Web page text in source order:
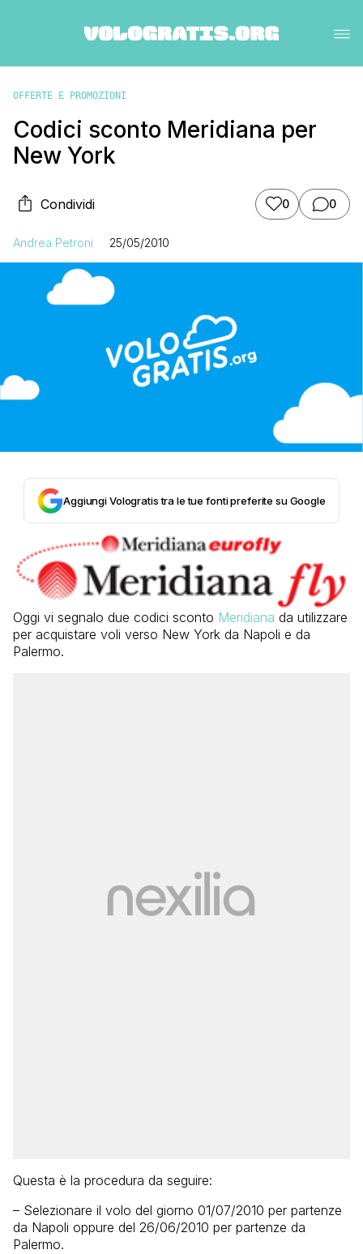
OFFERTE E PROMOZIONI
Codici sconto Meridiana per
New York
Condividi 0 0
Andrea Petroni 25/05/2010
Aggiungi Vologratis tra le tue fonti preferite su Google
Oggi vi segnalo due codici sconto Meridiana da utilizzare
per acquistare voli verso New York da Napoli e da
Palermo.
Questa è la procedura da seguire:
– Selezionare il volo del giorno 01/07/2010 per partenze
da Napoli oppure del 26/06/2010 per partenze da
Palermo.